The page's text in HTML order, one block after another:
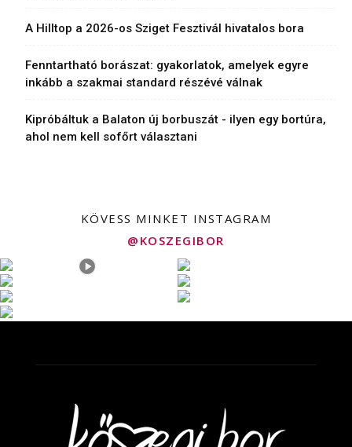
A Hilltop a 2026-os Sziget Fesztivál hivatalos bora
Fenntartható borászat: gyakorlatok, amelyek egyre
inkább a szakmai standard részévé válnak
Kipróbáltuk a Balaton új borbuszát - ilyen egy bortúra,
ahol nem kell sofőrt választani
KÖVESS MINKET INSTAGRAM
@KOSZEGIBOR